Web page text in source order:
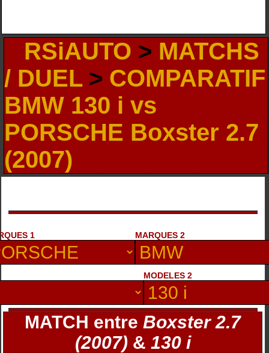
RSiAUTO > MATCHS
/ DUEL> COMPARATIF
BMW 130 i vs
PORSCHE Boxster 2.7
(2007)
1 MARQUES 2
MODELES 2
MATCH entreBoxster 2.7
(2007) & 130 i